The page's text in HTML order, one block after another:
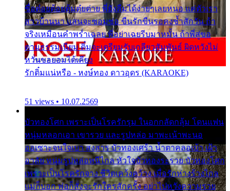
ชื่อต๋อยต้อยตุ้มตุ๋ยต่าย พี่ยังลืมได้ง่ายๆเลยหนอ แค่ตัวเรา
สาวบ้านนา แสนจะซอมซ่อ ขืนรักขืนรอคงช้ำสักวัน ถ้า
จริงเหมือนคำพร่ำเฉลย พี่อย่าเฉยรีบมาหมั้น ถ้าพี่สู่ขอ
ตามธรรมเนียม ติ๋มจะเตรียมรับเกลียวสัมพันธ์ ผิดหวังไม่
หวั่นขอยอมได้เคียง
รักติ๋มแน่หรือ - หงษ์ทอง ดาวอุดร (KARAOKE)
51 views • 10.07.2569
บัวทองโศก เพราะเป็นโรครักรุม ในอกกลัดกลุ้ม โดนแฟน
หนุ่มหลอกเอา เขารวย และรูปหล่อ มาพะเน้าพะนอ
ออเซาะจนใจเบา สงสาร บัวทองเศร้า น้ำตาคลอเบ้า เฝ้า
อาลัย หนุ่มรูปหล่อหนีไกล หัวใจบัวทองระรวย บัวทองโศก
เพราะเป็นโรครักจาง ชีวิตเคว้งคว้าง เมื่อรักห่างร้างไกล
แม่ก็บอก พ่อก็สั่งจะรักใครสักครั้ง อย่าไปหวังความรวย